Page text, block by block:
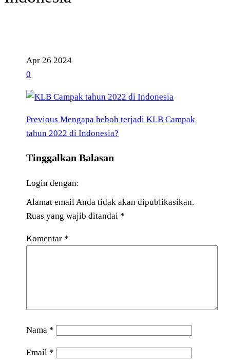
Apr 26 2024
0
Navigasi
pos
Previous
Post
Previous Mengapa heboh terjadi KLB Campak
tahun 2022 di Indonesia?
Tinggalkan Balasan
Login dengan:
Alamat email Anda tidak akan dipublikasikan.
Ruas yang wajib ditandai *
Komentar *
Nama *
Email *